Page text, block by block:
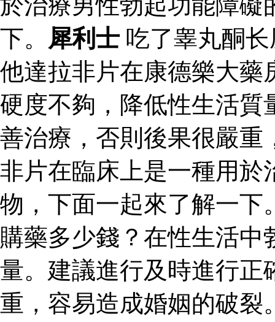
下。 犀利士 吃了睾丸酮
他達拉非片在康德樂大藥
硬度不夠，降低性生活質
善治療，否則後果很嚴重
非片在臨床上是一種用於
物，下面一起來了解一下
購藥多少錢？在性生活
量。建議進行及時進行正
重，容易造成婚姻的破裂